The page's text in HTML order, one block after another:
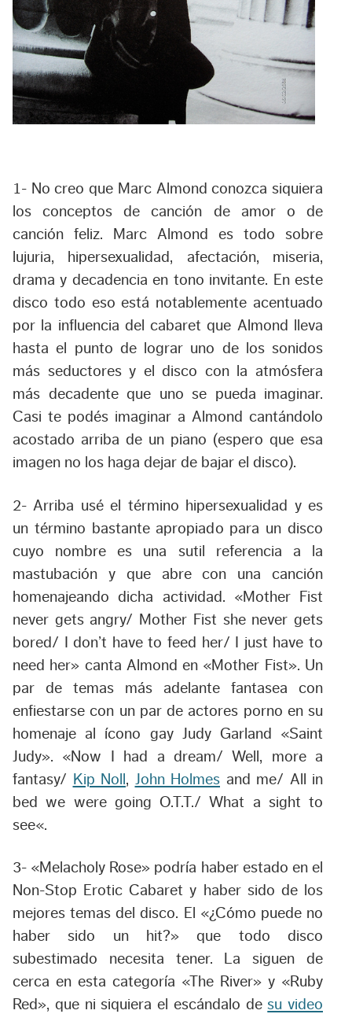
1- No creo que Marc Almond conozca siquiera
los conceptos de canción de amor o de
canción feliz. Marc Almond es todo sobre
lujuria, hipersexualidad, afectación, miseria,
drama y decadencia en tono invitante. En este
disco todo eso está notablemente acentuado
por la influencia del cabaret que Almond lleva
hasta el punto de lograr uno de los sonidos
más seductores y el disco con la atmósfera
más decadente que uno se pueda imaginar.
Casi te podés imaginar a Almond cantándolo
acostado arriba de un piano (espero que esa
imagen no los haga dejar de bajar el disco).
2- Arriba usé el término hipersexualidad y es
un término bastante apropiado para un disco
cuyo nombre es una sutil referencia a la
mastubación y que abre con una canción
homenajeando dicha actividad. «Mother Fist
never gets angry/ Mother Fist she never gets
bored/ I don’t have to feed her/ I just have to
need her» canta Almond en «Mother Fist». Un
par de temas más adelante fantasea con
enfiestarse con un par de actores porno en su
homenaje al ícono gay Judy Garland «Saint
Judy». «Now I had a dream/ Well, more a
fantasy/ Kip Noll , John Holmes and me/ All in
bed we were going O.T.T./ What a sight to
see«.
3- «Melacholy Rose» podría haber estado en el
Non-Stop Erotic Cabaret y haber sido de los
mejores temas del disco. El «¿Cómo puede no
haber sido un hit?» que todo disco
subestimado necesita tener. La siguen de
cerca en esta categoría «The River» y «Ruby
Red», que ni siquiera el escándalo desu video